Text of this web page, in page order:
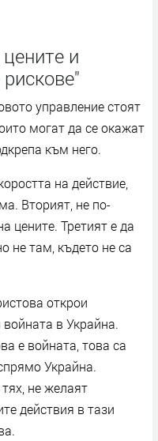
и
управление стоят
могат да се окажат
към него.
на действие,
Вторият, не по-
цените. Третият е да
не там, където не са
открои
в Украйна.
е войната, това са
Украйна.
не желаят
действия в тази